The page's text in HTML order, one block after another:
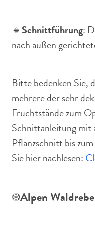
🔹 Schnittführung:
nach außen
Bitte bedenken Sie,
mehrere der sehr
Fruchtstände zum
Schnittanleitung mit
Pflanzschnitt bis
Sie hier nachlesen:
❄️Alpen